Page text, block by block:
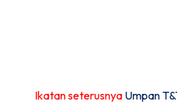
Ikatan seterusnya Umpan